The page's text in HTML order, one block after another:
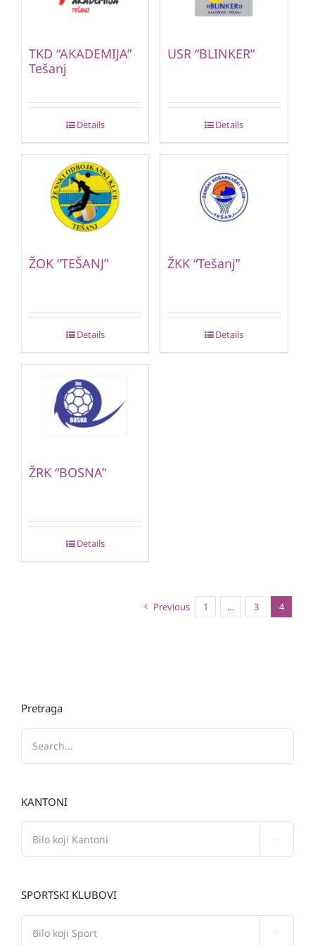
TKD “AKADEMIJA”
Tešanj
Details
USR “BLINKER”
Details
ŽOK “TEŠANJ”
Details
ŽKK “Tešanj”
Details
ŽRK “BOSNA”
Details
Previous 1 … 3 4
Pretraga
KANTONI
SPORTSKI KLUBOVI